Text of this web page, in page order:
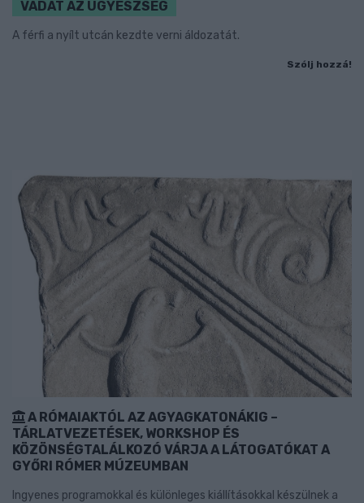
VÁDAT AZ ÜGYÉSZSÉG
A férfi a nyílt utcán kezdte verni áldozatát.
Szólj hozzá!
A RÓMAIAKTÓL AZ AGYAGKATONÁKIG –
TÁRLATVEZETÉSEK, WORKSHOP ÉS
KÖZÖNSÉGTALÁLKOZÓ VÁRJA A LÁTOGATÓKAT A
GYŐRI RÓMER MÚZEUMBAN
Ingyenes programokkal és különleges kiállításokkal készülnek a